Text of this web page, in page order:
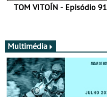
TOM VITOÍN - Episódio 91
Multimédia